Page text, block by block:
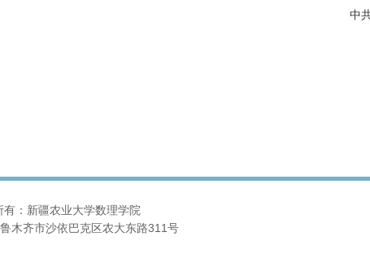
中
有：新疆农业大学数理学院
木齐市沙依巴克区农大东路311号